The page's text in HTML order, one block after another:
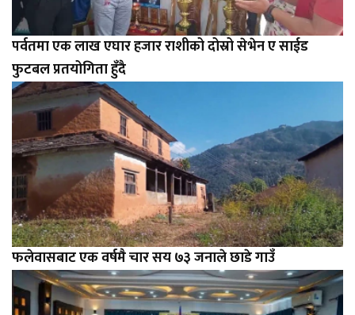
पर्वतमा एक लाख एघार हजार राशीको दोस्रो सेभेन ए साईड
फुटबल प्रतयोगिता हुँदै
फलेवासबाट एक वर्षमै चार सय ७३ जनाले छाडे गाउँ